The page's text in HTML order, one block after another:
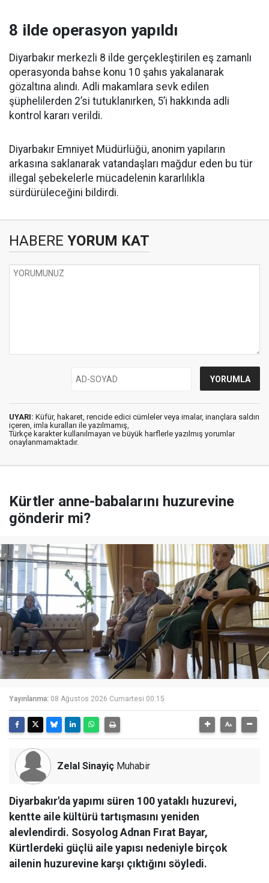
8 ilde operasyon yapıldı
Diyarbakır merkezli 8 ilde gerçekleştirilen eş zamanlı
operasyonda bahse konu 10 şahıs yakalanarak
gözaltına alındı. Adli makamlara sevk edilen
şüphelilerden 2’si tutuklanırken, 5’i hakkında adli
kontrol kararı verildi.
Diyarbakır Emniyet Müdürlüğü, anonim yapıların
arkasına saklanarak vatandaşları mağdur eden bu tür
illegal şebekelerle mücadelenin kararlılıkla
sürdürüleceğini bildirdi.
HABERE YORUM KAT
UYARI: Küfür, hakaret, rencide edici cümleler veya imalar, inançlara saldırı
içeren, imla kuralları ile yazılmamış,
Türkçe karakter kullanılmayan ve büyük harflerle yazılmış yorumlar
onaylanmamaktadır.
Kürtler anne-babalarını huzurevine
gönderir mi?
Yayınlanma: 08 Ağustos 2026 Cumartesi 00:15
Zelal Sinayiç Muhabir
Diyarbakır'da yapımı süren 100 yataklı huzurevi,
kentte aile kültürü tartışmasını yeniden
alevlendirdi. Sosyolog Adnan Fırat Bayar,
Kürtlerdeki güçlü aile yapısı nedeniyle birçok
ailenin huzurevine karşı çıktığını söyledi.